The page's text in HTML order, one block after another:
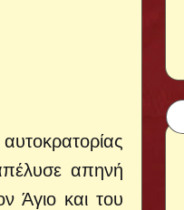
απηνή
Άγιο και του